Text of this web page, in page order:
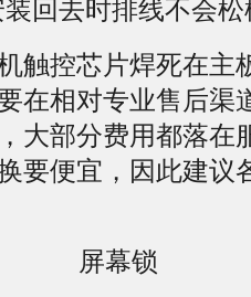
回去时排线不会
控芯片焊死在主
在相对专业售后渠
大部分费用都落在
要便宜，因此建议